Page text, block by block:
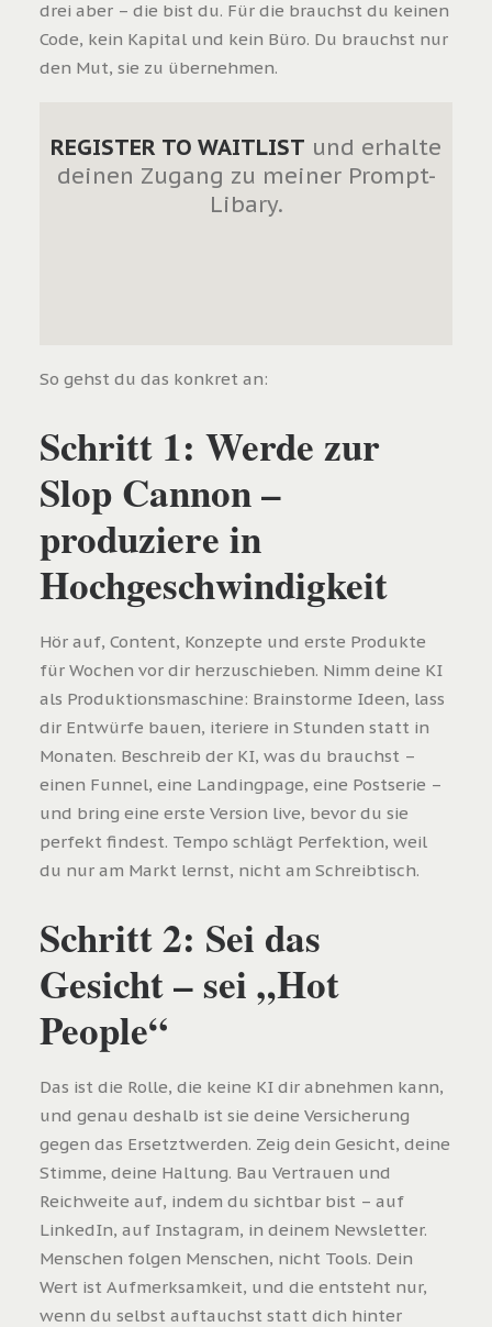
drei aber – die bist du. Für die brauchst du keinen
Code, kein Kapital und kein Büro. Du brauchst nur
den Mut, sie zu übernehmen.
REGISTER TO WAITLIST und erhalte
deinen Zugang zu meiner Prompt-
Libary.
So gehst du das konkret an:
Schritt 1: Werde zur
Slop Cannon –
produziere in
Hochgeschwindigkeit
Hör auf, Content, Konzepte und erste Produkte
für Wochen vor dir herzuschieben. Nimm deine KI
als Produktionsmaschine: Brainstorme Ideen, lass
dir Entwürfe bauen, iteriere in Stunden statt in
Monaten. Beschreib der KI, was du brauchst –
einen Funnel, eine Landingpage, eine Postserie –
und bring eine erste Version live, bevor du sie
perfekt findest. Tempo schlägt Perfektion, weil
du nur am Markt lernst, nicht am Schreibtisch.
Schritt 2: Sei das
Gesicht – sei „Hot
People“
Das ist die Rolle, die keine KI dir abnehmen kann,
und genau deshalb ist sie deine Versicherung
gegen das Ersetztwerden. Zeig dein Gesicht, deine
Stimme, deine Haltung. Bau Vertrauen und
Reichweite auf, indem du sichtbar bist – auf
LinkedIn, auf Instagram, in deinem Newsletter.
Menschen folgen Menschen, nicht Tools. Dein
Wert ist Aufmerksamkeit, und die entsteht nur,
wenn du selbst auftauchst statt dich hinter